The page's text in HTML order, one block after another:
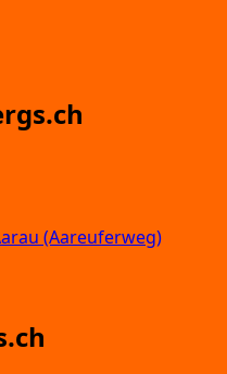
(Aareuferweg)